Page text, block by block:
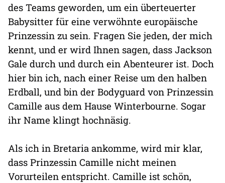
des Teams geworden, um ein überteuerter
Babysitter für eine verwöhnte europäische
Prinzessin zu sein. Fragen Sie jeden, der mich
kennt, und er wird Ihnen sagen, dass Jackson
Gale durch und durch ein Abenteurer ist. Doch
hier bin ich, nach einer Reise um den halben
Erdball, und bin der Bodyguard von Prinzessin
Camille aus dem Hause Winterbourne. Sogar
ihr Name klingt hochnäsig.
Als ich in Bretaria ankomme, wird mir klar,
dass Prinzessin Camille nicht meinen
Vorurteilen entspricht. Camille ist schön,